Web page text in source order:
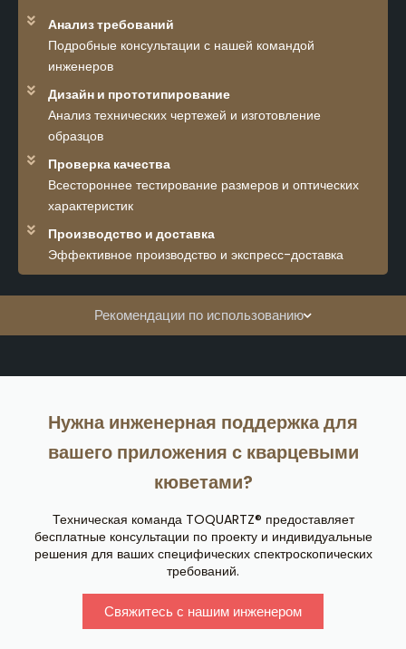
Рекомендации по использованию
Анализ требований
Подробные консультации с нашей командой
инженеров
Дизайн и прототипирование
Анализ технических чертежей и изготовление
образцов
Проверка качества
Всестороннее тестирование размеров и оптических
характеристик
Производство и доставка
Эффективное производство и экспресс-доставка
Нужна инженерная поддержка для
вашего приложения с кварцевыми
кюветами?
Техническая команда TOQUARTZ® предоставляет
бесплатные консультации по проекту и индивидуальные
решения для ваших специфических спектроскопических
требований.
Свяжитесь с нашим инженером